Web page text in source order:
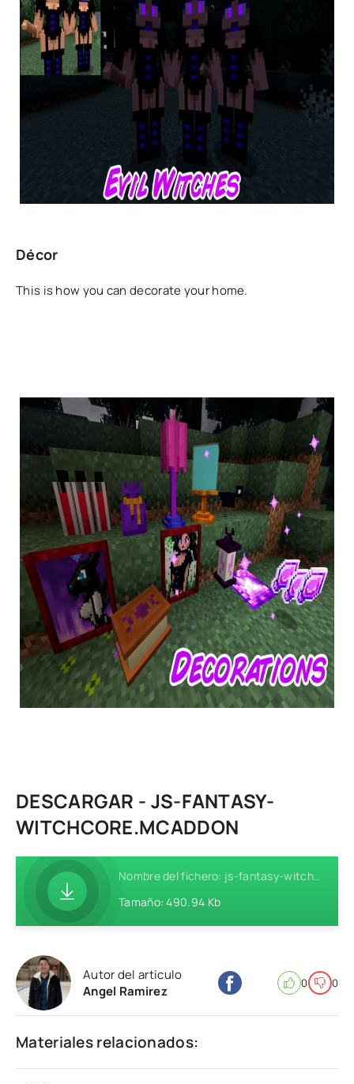
Décor
This is how you can decorate your home.
DESCARGAR - JS-FANTASY-
WITCHCORE.MCADDON
Nombre del fichero: js-fantasy-witchcore.mcaddon
Tamaño: 490.94 Kb
Autor del artículo
Angel Ramirez
0 0
Materiales relacionados: